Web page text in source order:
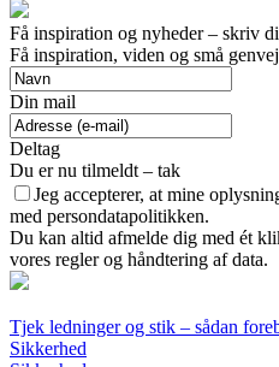
Få inspiration og nyheder – skriv
Få inspiration, viden og små
Din mail
Deltag
Du er nu tilmeldt – tak
Jeg accepterer, at mine
med persondatapolitikken.
Du kan altid afmelde dig med ét
vores regler og håndtering af data.
Tjek ledninger og stik – sådan
Sikkerhed